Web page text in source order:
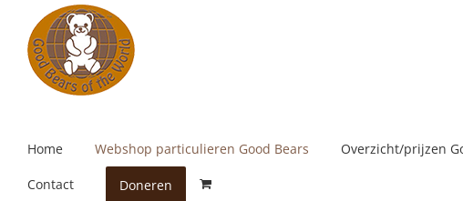
content
Home Webshop particulieren Good Bears Overzicht/prijzen
Contact Doneren